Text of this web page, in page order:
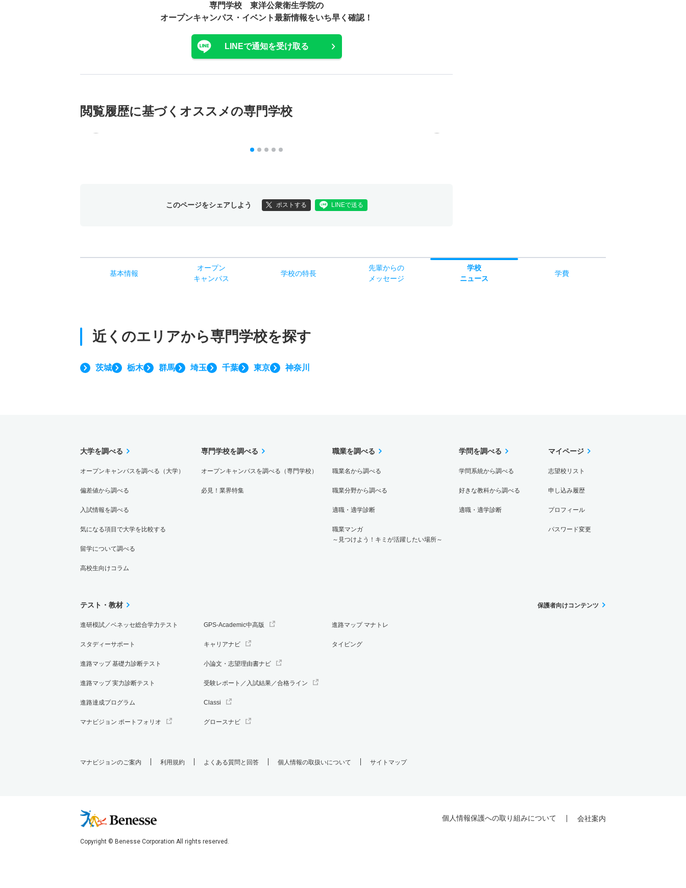
専門学校 東洋公衆衛生学院の
オープンキャンパス・ イベント最新情報をいち早く確認！
LINEで通知を受け取る
閲覧履歴に基づく オススメの専門学校
このページをシェアしよう ポストする LINEで送る
基本情報
オープン
キャンパス
学校の特長
先輩からの
メッセージ
学校
ニュース
学費
近くのエリアから専門学校を探す
茨城 栃木 群馬 埼玉 千葉 東京 神奈川
大学を調べる
オープンキャンパスを調べる（大学）
偏差値から調べる
入試情報を調べる
気になる項目で大学を比較する
留学について調べる
高校生向けコラム
専門学校を調べる
オープンキャンパスを調べる（専門学校）
必見！業界特集
職業を調べる
職業名から調べる
職業分野から調べる
適職・適学診断
職業マンガ
～見つけよう！キミが活躍したい場所～
学問を調べる
学問系統から調べる
好きな教科から調べる
適職・適学診断
マイページ
志望校リスト
申し込み履歴
プロフィール
パスワード変更
テスト・教材
進研模試／ベネッセ総合学力テスト
スタディーサポート
進路マップ 基礎力診断テスト
進路マップ 実力診断テスト
進路達成プログラム
マナビジョン ポートフォリオ
GPS-Academic中高版
キャリアナビ
小論文・志望理由書ナビ
受験レポート／入試結果／合格ライン
Classi
グロースナビ
進路マップ マナトレ
タイピング
保護者向けコンテンツ
マナビジョンのご案内 利用規約 よくある質問と回答 個人情報の取扱いについて サイトマップ
個人情報保護への取り組みについて 会社案内
Copyright © Benesse Corporation All rights reserved.